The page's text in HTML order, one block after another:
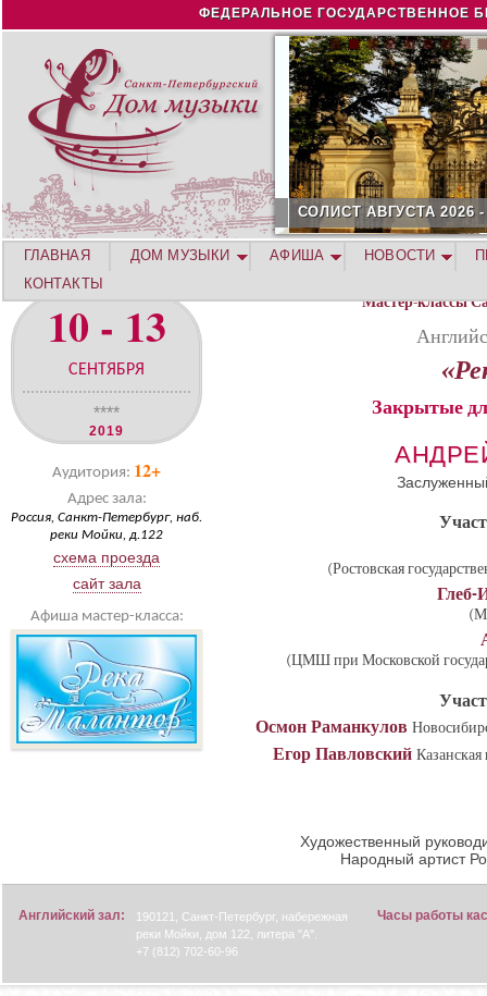
Jump to navigation
ФЕДЕРАЛЬНОЕ ГОСУДАРСТВЕННОЕ
СОЛИСТ АВГУСТА 2026
10 - 13
СЕНТЯБРЯ
****
2019
Аудитория: 12+
Адрес зала:
Россия, Санкт-Петербург, наб.
реки Мойки, д.122
схема проезда
сайт зала
Афиша мастер-класса:
Мастер-классы
Закрытые
(Ростовская
Глеб-
(ЦМШ при Московской
Осмон Раманкулов
Егор Павловский
Художественный
Народный артист
ГЛАВНАЯ ДОМ МУЗЫКИ АФИША НОВОСТИ
КОНТАКТЫ
Английский зал:
190121, Санкт-Петербург, набережная
реки Мойки, дом 122, литера "А".
+7 (812) 702-60-96
Часы работы